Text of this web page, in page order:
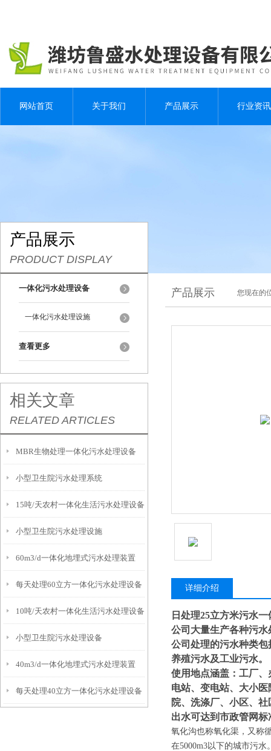
网站首页 关于我们 产品展示 行业资讯
产品展示
PRODUCT DISPLAY
一体化污水处理设备
一体化污水处理设施
查看更多
相关文章
RELATED ARTICLES
MBR生物处理一体化污水处理设备
小型卫生院污水处理系统
15吨/天农村一体化生活污水处理设备
小型卫生院污水处理设施
60m3/d一体化地埋式污水处理装置
每天处理60立方一体化污水处理设备
10吨/天农村一体化生活污水处理设备
小型卫生院污水处理设备
40m3/d一体化地埋式污水处理装置
每天处理40立方一体化污水处理设备
产品展示 您现在的
详细介绍
日处理25立方米污水
公司大量生产各种污
公司处理的污水种类
养殖污水及工业污水。
使用地点涵盖：工厂
电站、变电站、大小
院、洗涤厂、小区、
出水可达到市政管网
氧化沟也称氧化渠，又称
在5000m3以下的城市污水